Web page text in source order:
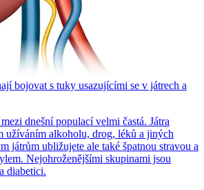
bojovat s tuky usazujícími se v játrech a
dnešní populací velmi častá. Játra
užíváním alkoholu, drog, léků a jiných
játrům ubližujete ale také špatnou stravou a
Nejohroženějšími skupinami jsou
diabetici.